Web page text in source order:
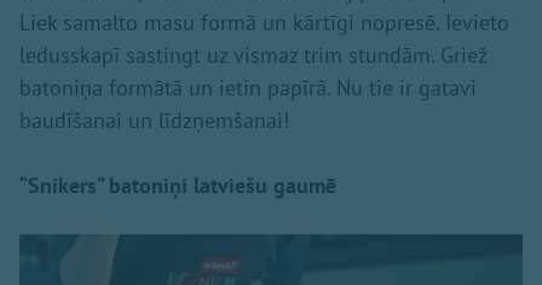
Liek samalto masu formā un kārtīgi nopresē. Ievieto
ledusskapī sastingt uz vismaz trim stundām. Griež
batoniņa formātā un ietin papīrā. Nu tie ir gatavi
baudīšanai un līdzņemšanai!
“Snikers” batoniņi latviešu gaumē